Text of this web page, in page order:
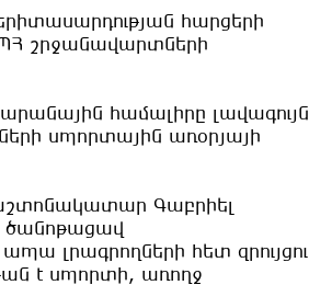
հարցերի
շրջանավարտների
համալիրը
սպորտային առօրյայի
Գաբրիել
ծանոթացավ
լրագրողների հետ
է սպորտի, առողջ